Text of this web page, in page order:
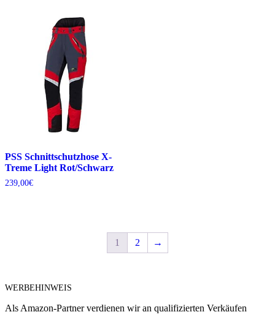
PSS Schnittschutzhose X-
Treme Light Rot/Schwarz
239,00€
1 2 →
WERBEHINWEIS
Als Amazon-Partner verdienen wir an qualifizierten Verkäufen